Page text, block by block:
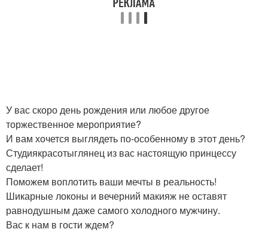
У вас скоро день рождения или любое другое
торжественное мероприятие?
И вам хочется выглядеть по-особенному в этот день?
Студиякрасотыглянец из вас настоящую принцессу
сделает!
Поможем воплотить ваши мечты в реальность!
Шикарные локоны и вечерний макияж не оставят
равнодушным даже самого холодного мужчину.
Вас к нам в гости ждем?